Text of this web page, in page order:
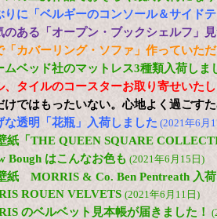
りに「ベルギーのコンソール＆サイド
のある「オープン・ブックシェルフ」
「カバーリング・ソファ」作っていた
ムベッド社のマットレス3種類入荷しま
、タイルのコースターお取り寄せいた
けではもったいない。心地よく過ごす
な透明「花瓶」入荷しました (2021年6月
紙「THE QUEEN SQUARE
Bough はこんなお色も (2021年6月15日)
紙 MORRIS & Co. Ben Pentreath 入
ROUEN VELVETS (2021年6月11日)
のベルベット見本帳が届きました！